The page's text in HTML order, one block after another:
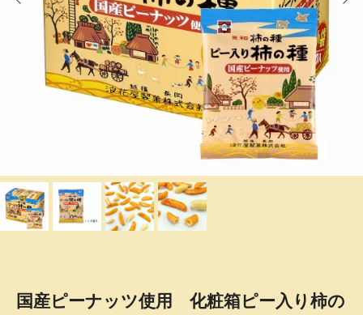
国産ピーナッツ使用 化粧箱ピー入り柿の